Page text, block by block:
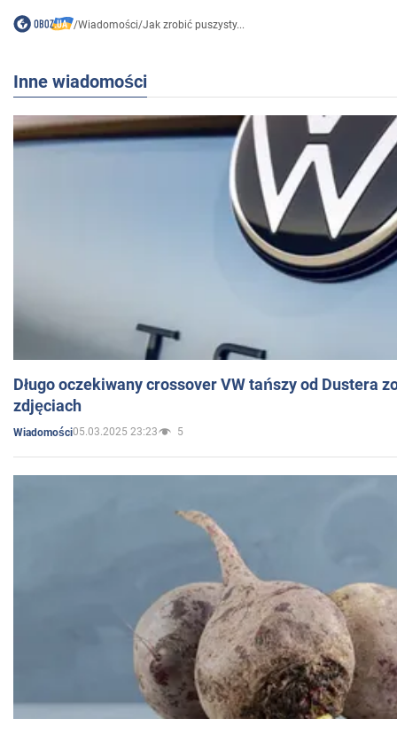
/Wiadomości/Jak zrobić puszysty...
Inne wiadomości
Długo oczekiwany crossover VW tańszy od Dustera
zdjęciach
Wiadomości05.03.2025 23:23 5